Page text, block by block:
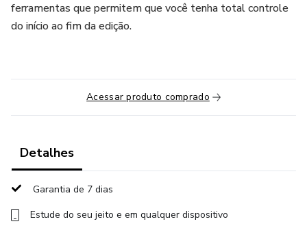
ferramentas que permitem que você tenha total controle
do início ao fim da edição.
Acessar produto comprado
Detalhes
Garantia de 7 dias
Estude do seu jeito e em qualquer dispositivo